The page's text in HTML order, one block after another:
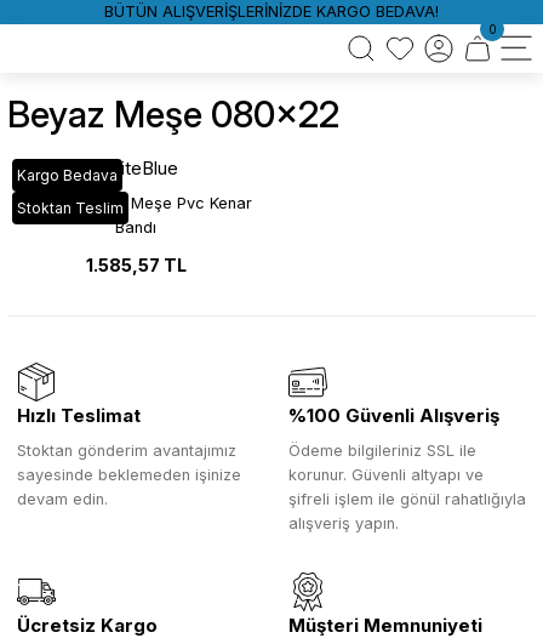
BÜTÜN ALIŞVERİŞLERİNİZDE KARGO BEDAVA!
0
Beyaz Meşe 080x22
Kargo Bedava
Stoktan Teslim
WhiteBlue
VT_925 Beyaz Meşe Pvc Kenar
Bandı
1.585,57 TL
Hızlı Teslimat
Stoktan gönderim avantajımız
sayesinde beklemeden işinize
devam edin.
%100 Güvenli Alışveriş
Ödeme bilgileriniz SSL ile
korunur. Güvenli altyapı ve
şifreli işlem ile gönül rahatlığıyla
alışveriş yapın.
Ücretsiz Kargo Müşteri Memnuniyeti